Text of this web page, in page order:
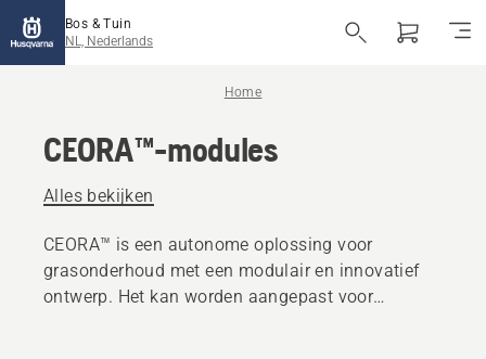
Bos & Tuin
NL, Nederlands
Home
CEORA™-modules
Alles bekijken
CEORA™ is een autonome oplossing voor
grasonderhoud met een modulair en innovatief
ontwerp. Het kan worden aangepast voor